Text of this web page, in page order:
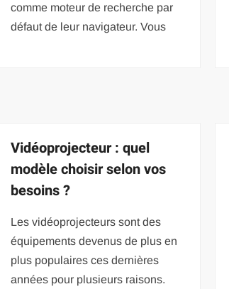
comme moteur de recherche par
défaut de leur navigateur. Vous
Vidéoprojecteur : quel
modèle choisir selon vos
besoins ?
Les vidéoprojecteurs sont des
équipements devenus de plus en
plus populaires ces dernières
années pour plusieurs raisons.